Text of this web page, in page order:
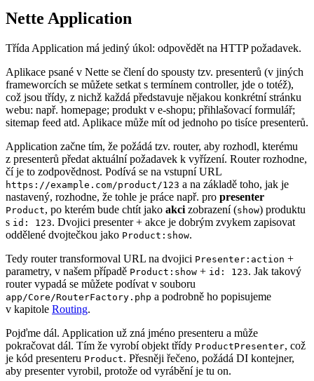
Nette Application
Třída Application má jediný úkol: odpovědět na HTTP požadavek.
Aplikace psané v Nette se člení do spousty tzv. presenterů (v jiných
frameworcích se můžete setkat s termínem controller, jde o totéž),
což jsou třídy, z nichž každá představuje nějakou konkrétní stránku
webu: např. homepage; produkt v e-shopu; přihlašovací formulář;
sitemap feed atd. Aplikace může mít od jednoho po tisíce presenterů.
Application začne tím, že požádá tzv. router, aby rozhodl, kterému
z presenterů předat aktuální požadavek k vyřízení. Router rozhodne,
čí je to zodpovědnost. Podívá se na vstupní URL
https://example.com/product/123 a na základě toho, jak je
nastavený, rozhodne, že tohle je práce např. pro presenter
Product, po kterém bude chtít jako akci zobrazení (show) produktu
s id: 123. Dvojici presenter + akce je dobrým zvykem zapisovat
oddělené dvojtečkou jako Product:show.
Tedy router transformoval URL na dvojici Presenter:action +
parametry, v našem případě Product:show + id: 123. Jak takový
router vypadá se můžete podívat v souboru
app/Core/RouterFactory.php a podrobně ho popisujeme
v kapitole Routing.
Pojďme dál. Application už zná jméno presenteru a může
pokračovat dál. Tím že vyrobí objekt třídy ProductPresenter, což
je kód presenteru Product. Přesněji řečeno, požádá DI kontejner,
aby presenter vyrobil, protože od vyrábění je tu on.